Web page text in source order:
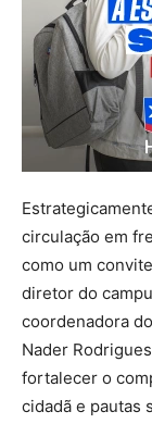
circulação em
como um
diretor do
coordenadora
Nader
fortalecer o
cidadã e pautas